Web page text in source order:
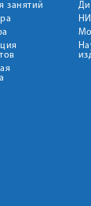
занятий